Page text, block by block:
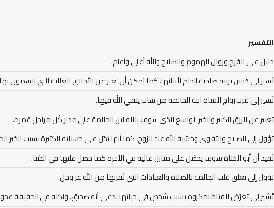
التفسير
دليل على الفرج وزوال الهموم والصلاح والله أعلى وأعلم.
تُشير إلى حُسن تربية صاحبة الحلم لأبنائها، كما يُمكن أن يُعبر عن الأخلاق العالية التي يتسمون
تُشير إلى قرب زواج الفتاة ابنة الحالمة من شاب يتقي الله فيها.
تعبير عن الرزق الكبير والخير الواسع الذي سوف يناله ابن الحالمة على مدار كُل مراحل عُمره.
تؤول إلى الصلاح والتقوى وخشية الله عند الزوج، كما أنها تدُل على حسناته الكثيرة بسبب
تُفيد أن أبو الفتاة سوف يحصُل على منازل عالية في الآخرة كما حصل عليها في الدُنيا.
تؤول إلى تعلق قلب الحالمة بالصلاة والعبادات التي تُقربها من الله عز وجل.
تُشير إلى تعرُض الفتاة لمكروه بسبب شخص في حياتها يدعي أنه صديق، ولكنه في الحقيقة